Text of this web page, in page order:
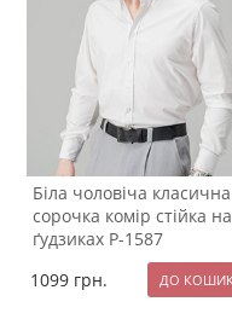
Біла чоловіча класична
сорочка комір стійка на
ґудзиках Р-1587
1099 грн.